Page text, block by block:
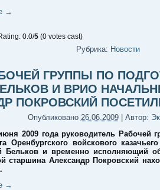
→
0.0/5 (0 votes cast)
Рубрика: Новости
ГРУППЫ ПО
И ВРИО
ПОКРОВСКИЙ
Опубликовано 26.06.2009| Автор:
2009 года руководитель Рабочей
Оренбургского войскового
Бельков и временно исполняющий
старшина Александр Покровский
→